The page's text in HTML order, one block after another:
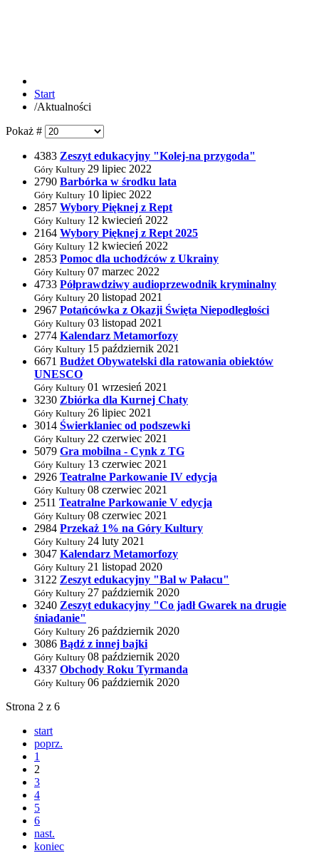
Start
/Aktualności
Pokaż #
4383 Zeszyt edukacyjny "Kolej-na przygoda"
Góry Kultury 29 lipiec 2022
2790 Barbórka w środku lata
Góry Kultury 10 lipiec 2022
2857 Wybory Pięknej z Rept
Góry Kultury 12 kwiecień 2022
2164 Wybory Pięknej z Rept 2025
Góry Kultury 12 kwiecień 2022
2853 Pomoc dla uchodźców z Ukrainy
Góry Kultury 07 marzec 2022
4733 Półprawdziwy audioprzewodnik kryminalny
Góry Kultury 20 listopad 2021
2967 Potańcówka z Okazji Święta Niepodległości
Góry Kultury 03 listopad 2021
2774 Kalendarz Metamorfozy
Góry Kultury 15 październik 2021
6671 Budżet Obywatelski dla ratowania obiektów
UNESCO
Góry Kultury 01 wrzesień 2021
3230 Zbiórka dla Kurnej Chaty
Góry Kultury 26 lipiec 2021
3014 Świerklaniec od podszewki
Góry Kultury 22 czerwiec 2021
5079 Gra mobilna - Cynk z TG
Góry Kultury 13 czerwiec 2021
2926 Teatralne Parkowanie IV edycja
Góry Kultury 08 czerwiec 2021
2511 Teatralne Parkowanie V edycja
Góry Kultury 08 czerwiec 2021
2984 Przekaż 1% na Góry Kultury
Góry Kultury 24 luty 2021
3047 Kalendarz Metamorfozy
Góry Kultury 21 listopad 2020
3122 Zeszyt edukacyjny "Bal w Pałacu"
Góry Kultury 27 październik 2020
3240 Zeszyt edukacyjny "Co jadł Gwarek na drugie
śniadanie"
Góry Kultury 26 październik 2020
3086 Bądź z innej bajki
Góry Kultury 08 październik 2020
4337 Obchody Roku Tyrmanda
Góry Kultury 06 październik 2020
Strona 2 z 6
start
poprz.
1
2
3
4
5
6
nast.
koniec